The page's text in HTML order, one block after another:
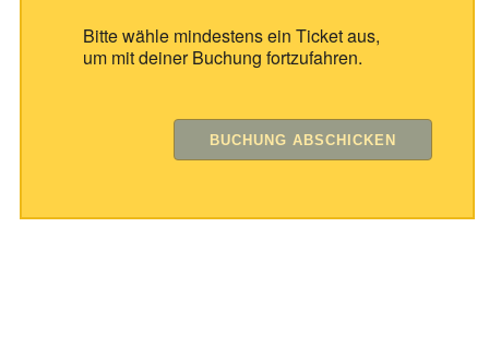
Bitte wähle mindestens ein Ticket aus,
um mit deiner Buchung fortzufahren.